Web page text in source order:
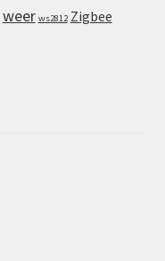
weer ws2812 Zigbee